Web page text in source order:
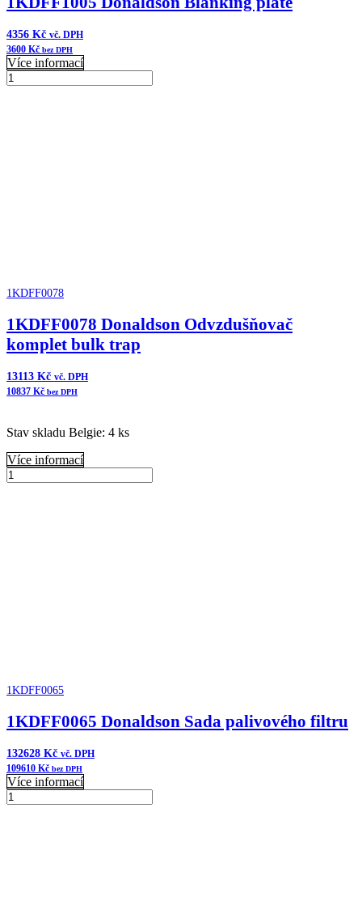
4356 Kč vč. DPH
3600 Kč bez DPH
Více informací
1KDFF1005
1KDFF0078
1KDFF0078 Donaldson Odvzdušňovač
komplet bulk trap
13113 Kč vč. DPH
10837 Kč bez DPH
Stav skladu Belgie: 4 ks
Více informací
1KDFF0078
1KDFF0065
1KDFF0065 Donaldson Sada palivového filtru
132628 Kč vč. DPH
109610 Kč bez DPH
Více informací
1KDFF0065